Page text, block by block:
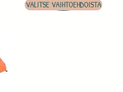
VALITSE VAIHTOEHDOISTA